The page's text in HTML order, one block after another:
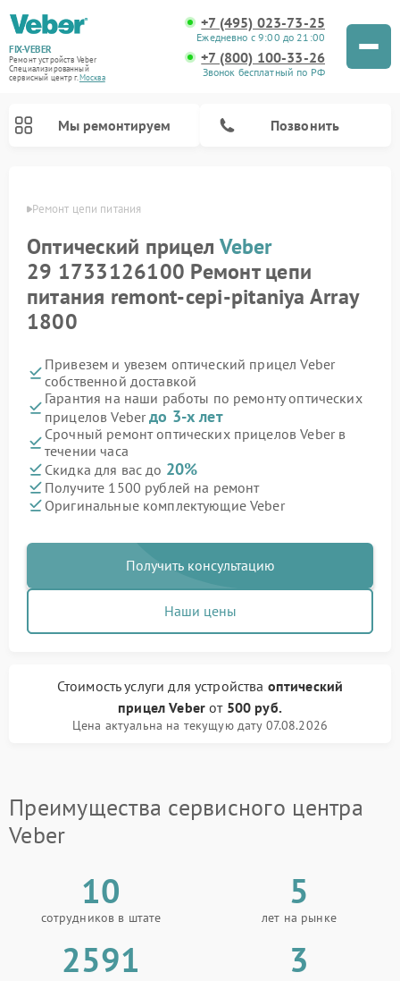
FIX-VEBER
Ремонт устройств Veber
Специализированный
cервисный центр г.Москва
+7 (495) 023-73-25
Ежедневно с 9:00 до 21:00
+7 (800) 100-33-26
Звонок бесплатный по РФ
Мы ремонтируем Позвонить
Ремонт цепи питания
Оптический прицелVeber
29 1733126100 Ремонт цепи
питания remont-cepi-pitaniya Array
1800
Привезем и увезем оптический прицел Veber
собственной доставкой
Гарантия на наши работы по ремонту оптических
прицелов Veberдо 3-х лет
Срочный ремонт оптических прицелов Veber в
течении часа
Скидка для вас до 20%
Получите 1500 рублей на ремонт
Оригинальные комплектующие Veber
Получить консультацию
Наши цены
Стоимость услугидля устройства оптический
прицел Veber от 500 руб.
Цена актуальна на текущую дату 07.08.2026
Преимущества сервисного центра
Veber
10
сотрудников в штате
5
лет на рынке
2591 3